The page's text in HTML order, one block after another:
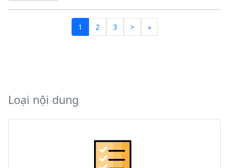
1 2 3 > »
Loại nội dung